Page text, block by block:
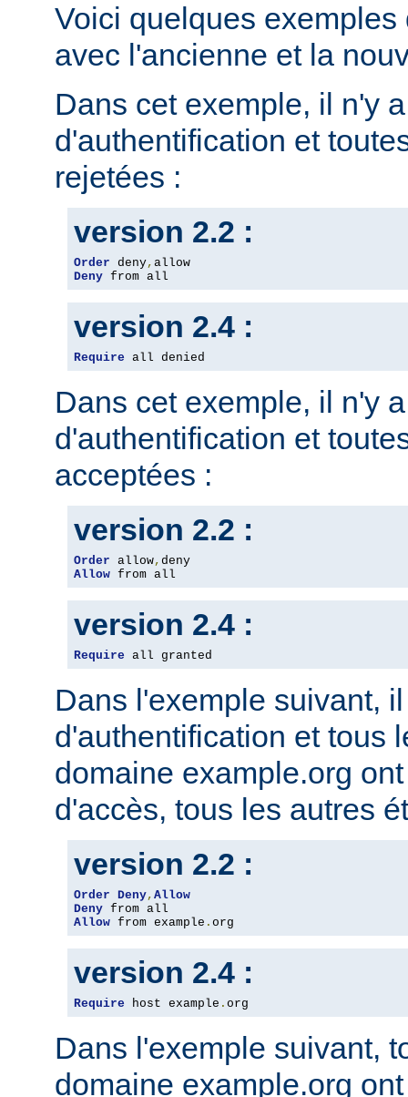
Voici quelques
avec l'ancienne et la
Dans cet exemple, il n'y
d'authentification et
rejetées :
version 2.2 :
Order deny,
Deny from all
version 2.4 :
Require all denied
Dans cet exemple, il n'y
d'authentification et
acceptées :
version 2.2 :
Order allow,
Allow from all
version 2.4 :
Require all granted
Dans l'exemple suivant,
d'authentification et tous
domaine example.org
d'accès, tous les autres
version 2.2 :
Order Deny, Allow
Deny
Allow from example . org
version 2.4 :
Require host example . org
Dans l'exemple suivant,
domaine example.org